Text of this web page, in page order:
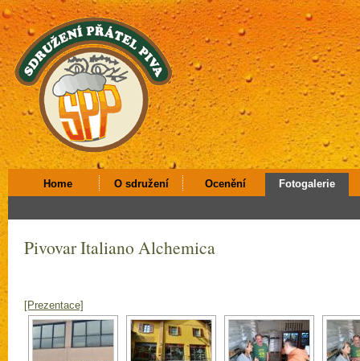
Home O sdružení Ocenění Fotogalerie
Pivovar Italiano Alchemica
[Prezentace]